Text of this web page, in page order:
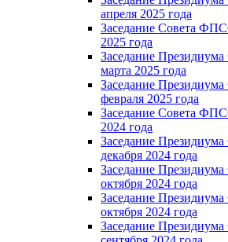
апреля 2025 года
Заседание Совета
2025 года
Заседание
марта 2025 года
Заседание
февраля 2025 года
Заседание Совета
2024 года
Заседание
декабря 2024 года
Заседание
октября 2024 года
Заседание
октября 2024 года
Заседание